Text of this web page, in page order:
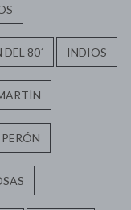
80´ INDIOS